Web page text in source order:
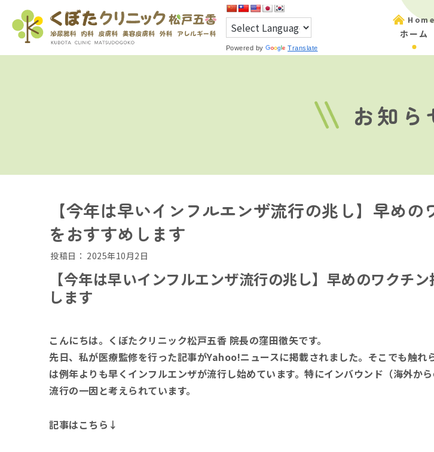
Powered by Translate
Home
ホーム
お知ら
【今年は早いインフルエンザ流行の兆し】早めの
をおすすめします
投稿日： 2025年10月2日
【今年は早いインフルエンザ流行の兆し】早めのワクチ
します
こんにちは。くぼたクリニック松戸五香 院長の窪田徹矢です。
先日、私が医療監修を行った記事がYahoo!ニュースに掲載されました。そこでも触れ
は例年よりも早くインフルエンザが流行し始めています。特にインバウンド（海外から
流行の一因と考えられています。
記事はこちら↓